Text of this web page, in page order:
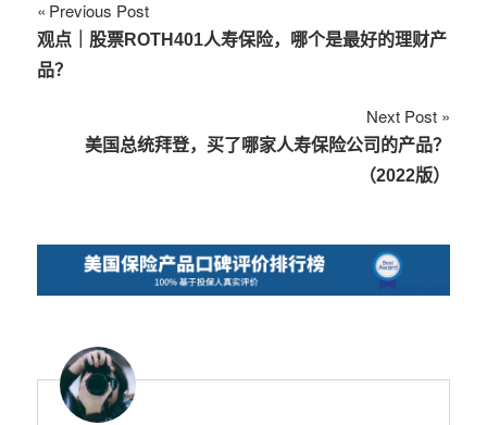
文
章
Previous Post
观点｜股票ROTH401人寿保险，哪个是最好的理财产
品？
Next Post
美国总统拜登，买了哪家人寿保险公司的产品？
（2022版）